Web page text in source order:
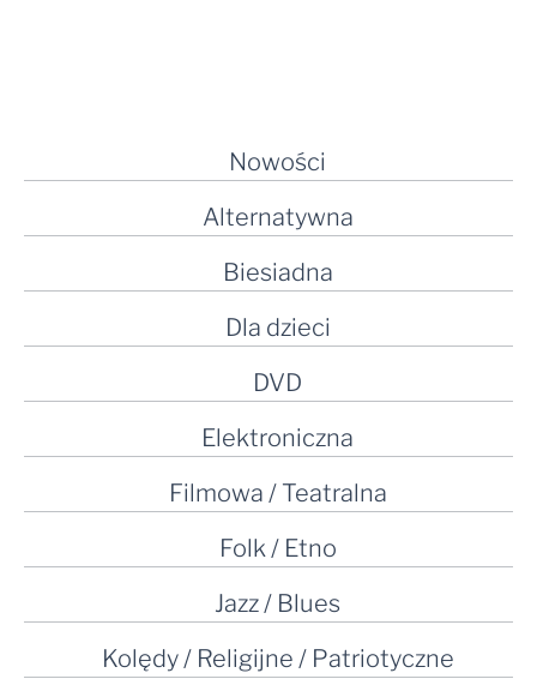
Nowości
Alternatywna
Biesiadna
Dla dzieci
DVD
Elektroniczna
Filmowa / Teatralna
Folk / Etno
Jazz / Blues
Kolędy / Religijne / Patriotyczne